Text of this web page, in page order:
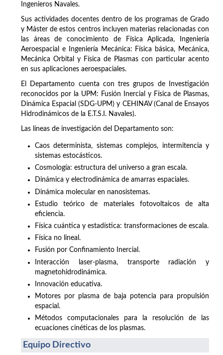
Ingenieros Navales.
Sus actividades docentes dentro de los programas de Grado
y Máster de estos centros incluyen materias relacionadas con
las áreas de conocimiento de Física Aplicada, Ingeniería
Aeroespacial e Ingeniería Mecánica: Física básica, Mecánica,
Mecánica Orbital y Física de Plasmas con particular acento
en sus aplicaciones aeroespaciales.
El Departamento cuenta con tres grupos de Investigación
reconocidos por la UPM: Fusión Inercial y Física de Plasmas,
Dinámica Espacial (SDG-UPM) y CEHINAV (Canal de Ensayos
Hidrodinámicos de la E.T.S.I. Navales).
Las líneas de investigación del Departamento son:
Caos determinista, sistemas complejos, intermitencia y
sistemas estocásticos.
Cosmología: estructura del universo a gran escala.
Dinámica y electrodinámica de amarras espaciales.
Dinámica molecular en nanosistemas.
Estudio teórico de materiales fotovoltaicos de alta
eficiencia.
Física cuántica y estadística: transformaciones de escala.
Física no lineal.
Fusión por Confinamiento Inercial.
Interacción laser-plasma, transporte radiación y
magnetohidrodinámica.
Innovación educativa.
Motores por plasma de baja potencia para propulsión
espacial.
Métodos computacionales para la resolución de las
ecuaciones cinéticas de los plasmas.
Equipo Directivo